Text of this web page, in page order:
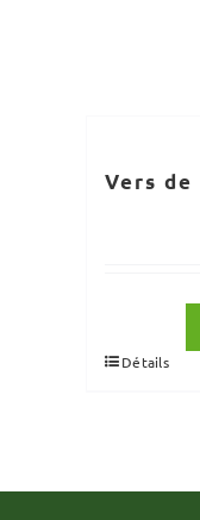
Vers
Détails